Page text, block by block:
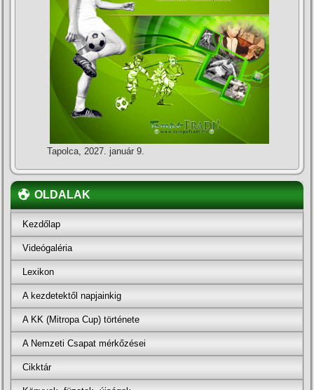
Tapolca, 2027. január 9.
OLDALAK
Kezdőlap
Videógaléria
Lexikon
A kezdetektől napjainkig
A KK (Mitropa Cup) története
A Nemzeti Csapat mérkőzései
Cikktár